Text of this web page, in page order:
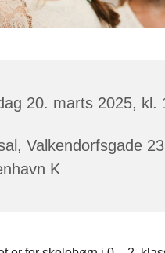
20. marts 2025, kl.
Valkendorfsgade
K